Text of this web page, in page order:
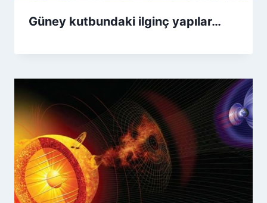
Güney kutbundaki ilginç yapılar…